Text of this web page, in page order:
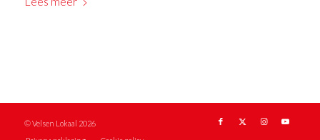
© Velsen Lokaal 2026